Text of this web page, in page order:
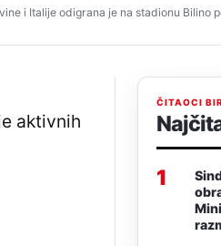
i Italije odigrana je na stadionu Bilino
aktivnih
ČITAOCI
1